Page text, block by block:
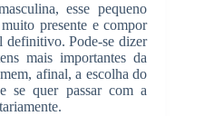
esse pequeno
presente e compor
Pode-se dizer
mais importantes da
afinal, a escolha do
se quer passar com a